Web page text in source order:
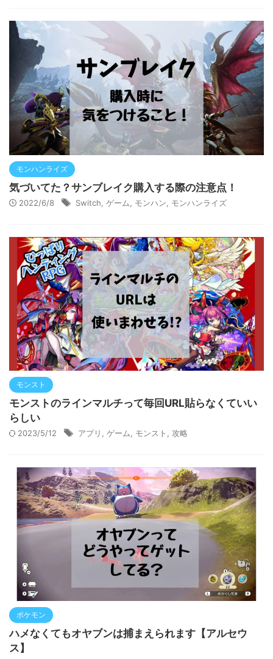
モンハンライズ
気づいてた？サンブレイク購入する際の注意点！
2022/6/8 Switch ゲーム モンハン モンハンライズ
モンスト
モンストのラインマルチって毎回URL貼らなくていい
らしい
2023/5/12 アプリ ゲーム モンスト 攻略
ポケモン
ハメなくてもオヤブンは捕まえられます【アルセウ
ス】